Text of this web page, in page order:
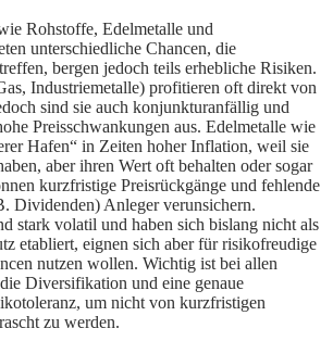
Rohstoffe, Edelmetalle und
unterschiedliche Chancen, die
bergen jedoch teils erhebliche Risiken.
Industriemetalle) profitieren oft direkt von
sind sie auch konjunkturanfällig und
Preisschwankungen aus. Edelmetalle wie
Hafen“ in Zeiten hoher Inflation, weil sie
aber ihren Wert oft behalten oder sogar
kurzfristige Preisrückgänge und fehlende
Dividenden) Anleger verunsichern.
stark volatil und haben sich bislang nicht als
etabliert, eignen sich aber für risikofreudige
nutzen wollen. Wichtig ist bei allen
Diversifikation und eine genaue
um nicht von kurzfristigen
zu werden.